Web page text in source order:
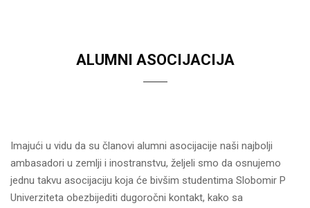
ALUMNI ASOCIJACIJA
Imajući u vidu da su članovi alumni asocijacije naši najbolji
ambasadori u zemlji i inostranstvu, željeli smo da osnujemo
jednu takvu asocijaciju koja će bivšim studentima Slobomir P
Univerziteta obezbijediti dugoročni kontakt, kako sa